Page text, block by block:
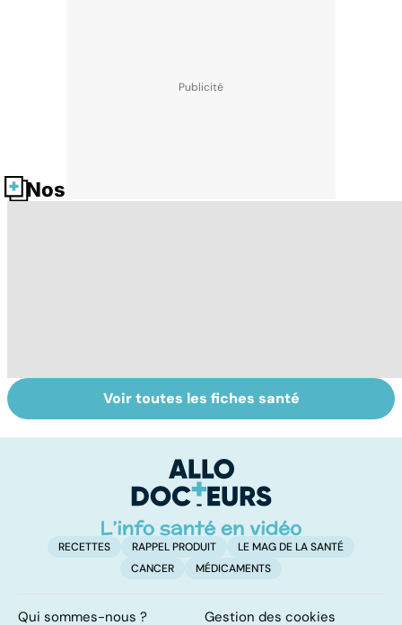
Nos fiches santé
Candidose
buccale : quand
Ongles : quand
s'inquiéter ?
Voir toutes les fiches santé
RECETTES RAPPEL PRODUIT
LE MAG DE LA SANTÉ
CANCER
MÉDICAMENTS
Qui sommes-nous ? Gestion des cookies